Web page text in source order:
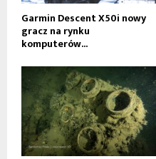
Garmin Descent X50i nowy
gracz na rynku
komputerów...